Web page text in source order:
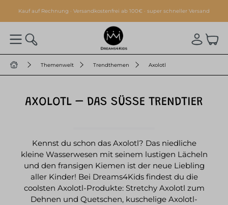
springen
Kauf auf Rechnung · Versandkostenfrei ab 100€ · super schneller Versand
Themenwelt Trendthemen Axolotl
AXOLOTL – DAS SÜSSE TRENDTIER
Kennst du schon das Axolotl? Das niedliche
kleine Wasserwesen mit seinem lustigen Lächeln
und den fransigen Kiemen ist der neue Liebling
aller Kinder! Bei Dreams4Kids findest du die
coolsten Axolotl-Produkte: Stretchy Axolotl zum
Dehnen und Quetschen, kuschelige Axolotl-